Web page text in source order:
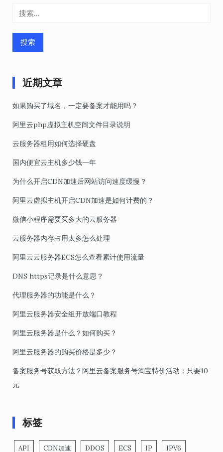
近期文章
如果购买了域名，一定要备案才能用吗？
阿里云php虚拟主机空间文件目录说明
云服务器租用如何选择硬盘
国内便宜云主机多少钱一年
为什么开启CDN加速后网站访问速度缓慢？
阿里云虚拟主机开启CDN加速是如何计费的？
微信小程序需要买多大的云服务器
云服务器内存占用太多怎么处理
阿里云云服务器ECS怎么查看累计使用流量
DNS https记录是什么意思？
代理服务器的功能是什么？
阿里云服务器安全组开放端口教程
阿里云服务器是什么？如何购买？
阿里云服务器的购买价格是多少？
备案服务号获取方法？阿里云备案服务号淘宝特价活动：只要10
元
标签
API CDN加速 DDOS ECS IP IPV6